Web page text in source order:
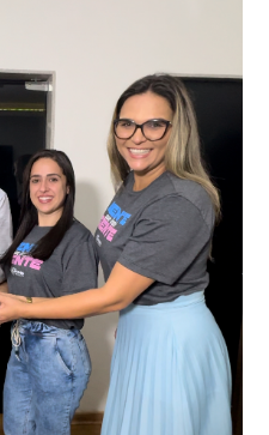
instalado
de Presidente
com outros municípios
de veículos por
nesse caso
cidade do Estado do Rio
instaladas na sede e no
garantindo mais
nas ruas, no comércio, os
Estamos no rumo certo,
que contribuem para a
destaca o prefeito Dorlei